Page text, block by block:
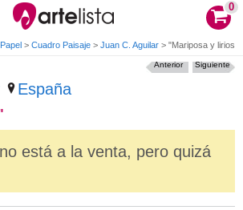
0
> Cuadro Paisaje > Juan C. Aguilar > "Mariposa y lirios"
España
Siguiente
Anterior
está a la venta, pero quizá